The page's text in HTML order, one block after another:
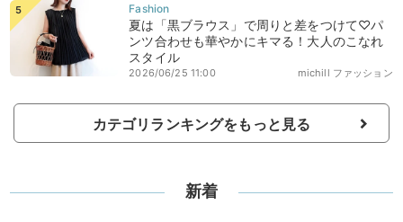
夏は「黒ブラウス」で周りと差をつけて♡パ
ンツ合わせも華やかにキマる！大人のこなれ
スタイル
michill ファッション
2026/06/25 11:00
カテゴリランキングをもっと見る
新着